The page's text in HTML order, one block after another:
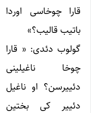
قارا چوخاسی اوردا
باتیب قالیب؟»
گولوب دئدی: « قارا
چوخا ناغیلینی
دئییرسن؟ او ناغیل
دئییر کی بختین